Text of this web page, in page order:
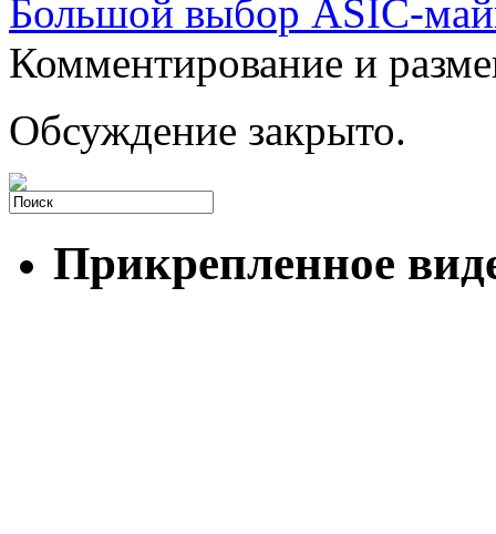
Большой выбор ASIC-
Комментирование и
Обсуждение закрыто.
Прикрепленное